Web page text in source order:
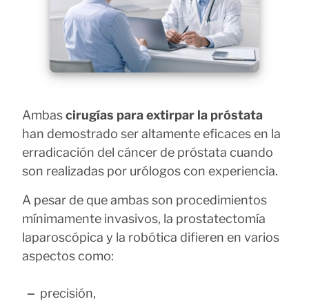
Ambascirugías para extirpar la próstata
han demostrado ser altamente eficaces en la
erradicación del cáncer de próstata cuando
son realizadas por urólogos con experiencia.
A pesar de que ambas son procedimientos
mínimamente invasivos, la prostatectomía
laparoscópica y la robótica difieren en varios
aspectos como:
precisión,